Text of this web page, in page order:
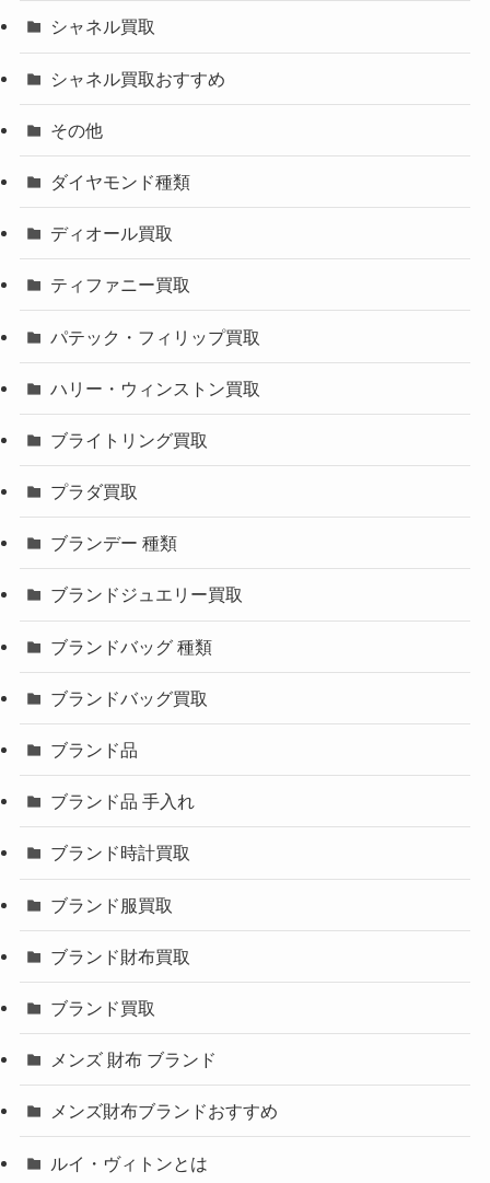
シャネル買取
シャネル買取おすすめ
その他
ダイヤモンド種類
ディオール買取
ティファニー買取
パテック・フィリップ買取
ハリー・ウィンストン買取
ブライトリング買取
プラダ買取
ブランデー 種類
ブランドジュエリー買取
ブランドバッグ 種類
ブランドバッグ買取
ブランド品
ブランド品 手入れ
ブランド時計買取
ブランド服買取
ブランド財布買取
ブランド買取
メンズ 財布 ブランド
メンズ財布ブランドおすすめ
ルイ・ヴィトンとは